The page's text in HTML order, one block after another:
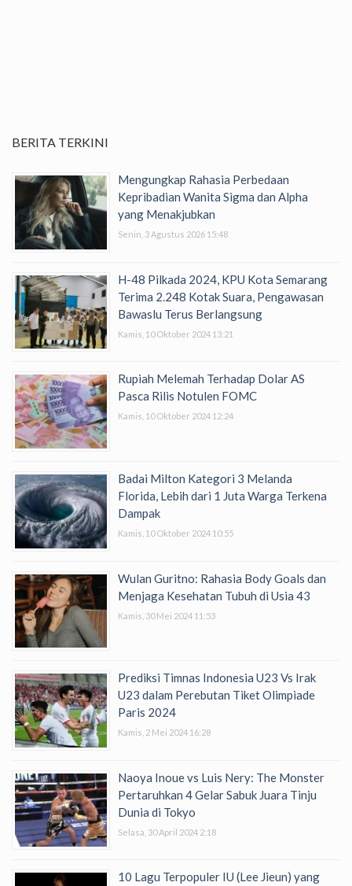
BERITA TERKINI
Mengungkap Rahasia Perbedaan
Kepribadian Wanita Sigma dan Alpha
yang Menakjubkan
Senin, 3 Agustus 2026 15:48
H-48 Pilkada 2024, KPU Kota Semarang
Terima 2.248 Kotak Suara, Pengawasan
Bawaslu Terus Berlangsung
Kamis, 10 Oktober 2024 13:21
Rupiah Melemah Terhadap Dolar AS
Pasca Rilis Notulen FOMC
Kamis, 10 Oktober 2024 12:24
Badai Milton Kategori 3 Melanda
Florida, Lebih dari 1 Juta Warga Terkena
Dampak
Kamis, 10 Oktober 2024 10:55
Wulan Guritno: Rahasia Body Goals dan
Menjaga Kesehatan Tubuh di Usia 43
Kamis, 30 Mei 2024 11:53
Prediksi Timnas Indonesia U23 Vs Irak
U23 dalam Perebutan Tiket Olimpiade
Paris 2024
Kamis, 2 Mei 2024 16:28
Naoya Inoue vs Luis Nery: The Monster
Pertaruhkan 4 Gelar Sabuk Juara Tinju
Dunia di Tokyo
Selasa, 30 April 2024 2:18
10 Lagu Terpopuler IU (Lee Jieun) yang